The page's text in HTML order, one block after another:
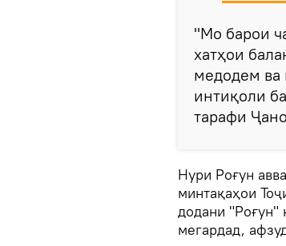
"Мо барои
хатҳои
медодем ва
интиқоли
тарафи
Нури Роғун
минтақаҳои
додани "Роғун"
мегардад,